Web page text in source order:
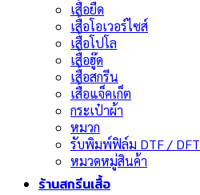
เสื้อยืด
เสื้อโอเวอร์ไซส์
เสื้อโปโล
เสื้อฮู๊ด
เสื้อสกรีน
เสื้อแจ็คเก็ต
กระเป๋าผ้า
หมวก
รับพิมพ์ฟิล์ม DTF / DFT
หมวดหมู่สินค้า
ร้านสกรีนเสื้อ